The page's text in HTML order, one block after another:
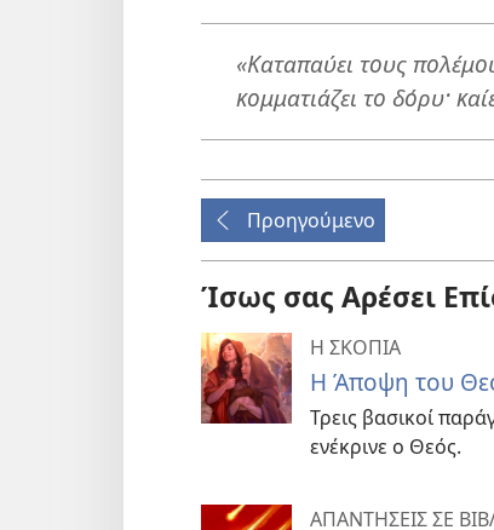
«Καταπαύει τους
κομματιάζει το δόρυ·
Προηγούμενο
Ίσως σας Αρέσει
Η ΣΚΟΠΙΑ
Η Άποψη του
Τρεις βασικοί
ενέκρινε ο Θεός.
ΑΠΑΝΤΗΣΕΙΣ ΣΕ